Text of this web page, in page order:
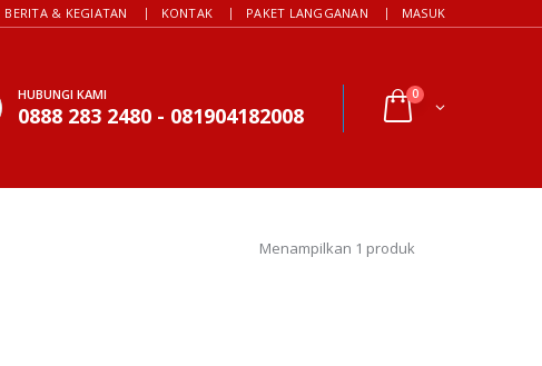
BERITA & KEGIATAN KONTAK PAKET LANGGANAN MASUK
HUBUNGI KAMI
0888 283 2480 - 081904182008
0
Menampilkan 1 produk